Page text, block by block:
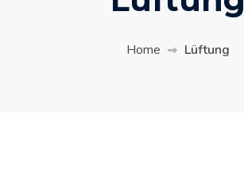
Home Lüftung